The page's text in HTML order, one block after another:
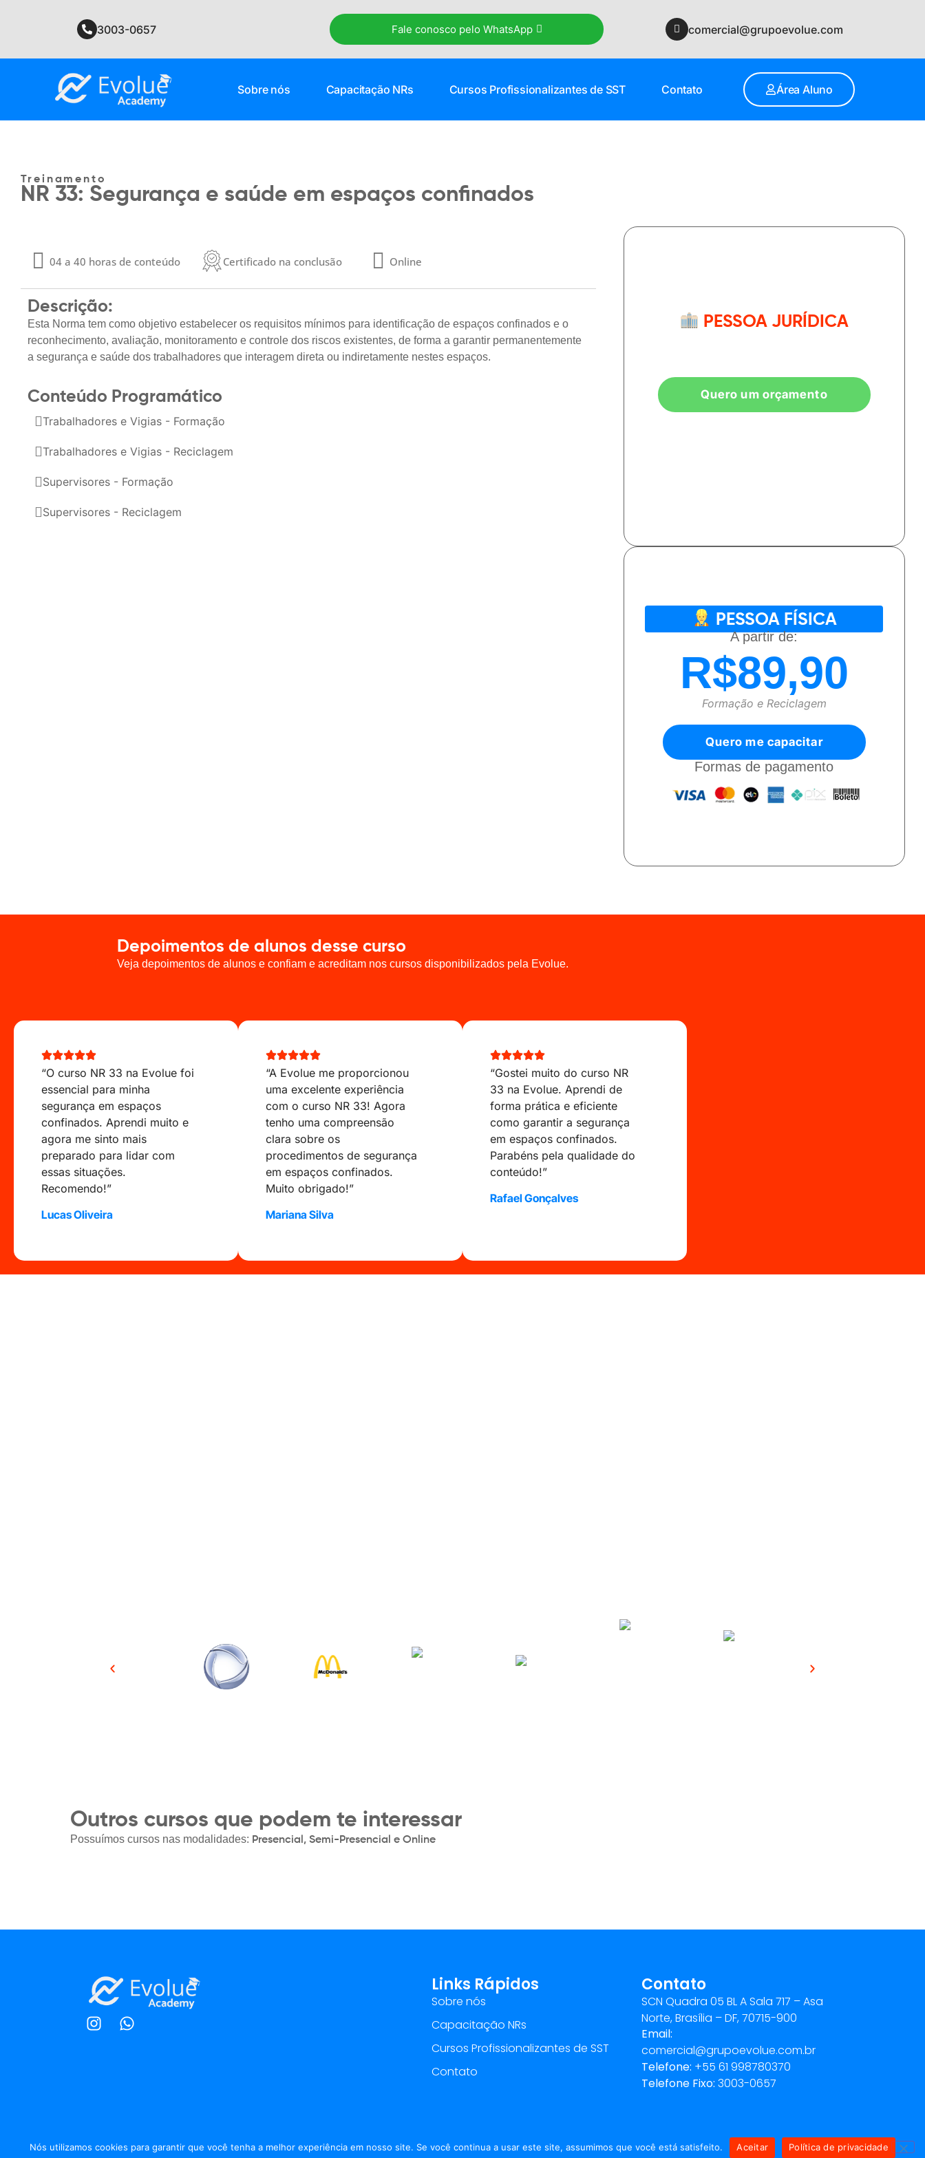
3003-0657​ Fale conosco pelo WhatsApp comercial@grupoevolue.com
Sobre nós Capacitação NRs Cursos Profissionalizantes de SST Contato Área Aluno
Treinamento
NR 33: Segurança e saúde em espaços confinados
PESSOA FÍSICA
A partir de:
R$89,90
Formação e Reciclagem
Quero me capacitar
Formas de pagamento
PESSOA JURÍDICA
Quero um orçamento
04 a 40 horas de conteúdo Certificado na conclusão Online
Descrição:
Esta Norma tem como objetivo estabelecer os requisitos mínimos para identificação de espaços confinados e o
reconhecimento, avaliação, monitoramento e controle dos riscos existentes, de forma a garantir permanentemente
a segurança e saúde dos trabalhadores que interagem direta ou indiretamente nestes espaços.
Conteúdo Programático
Trabalhadores e Vigias - Formação
Trabalhadores e Vigias - Reciclagem
Supervisores - Formação
Supervisores - Reciclagem
Depoimentos de alunos desse curso
Veja depoimentos de alunos e confiam e acreditam nos cursos disponibilizados pela Evolue.
“O curso NR 33 na Evolue foi
essencial para minha
segurança em espaços
confinados. Aprendi muito e
agora me sinto mais
preparado para lidar com
essas situações.
Recomendo!”
Lucas Oliveira
“A Evolue me proporcionou
uma excelente experiência
com o curso NR 33! Agora
tenho uma compreensão
clara sobre os
procedimentos de segurança
em espaços confinados.
Muito obrigado!”
Mariana Silva
“Gostei muito do curso NR
33 na Evolue. Aprendi de
forma prática e eficiente
como garantir a segurança
em espaços confinados.
Parabéns pela qualidade do
conteúdo!”
Rafael Gonçalves
Outros cursos que podem te interessar
Possuímos cursos nas modalidades: Presencial, Semi-Presencial e Online
Links Rápidos
Sobre nós
Capacitação NRs
Cursos Profissionalizantes de SST
Contato
Contato
SCN Quadra 05 BL A Sala 717 – Asa
Norte, Brasília – DF, 70715-900
Email:
comercial@grupoevolue.com.br
Telefone: +55 61 998780370
Telefone Fixo: 3003-0657
© All Rights Reserved. | Políticas de Tratamento de Dados e privacidade​
Nós utilizamos cookies para garantir que você tenha a melhor experiência em nosso site. Se você continua a usar este site, assumimos que você está satisfeito. Aceitar Política de privacidade